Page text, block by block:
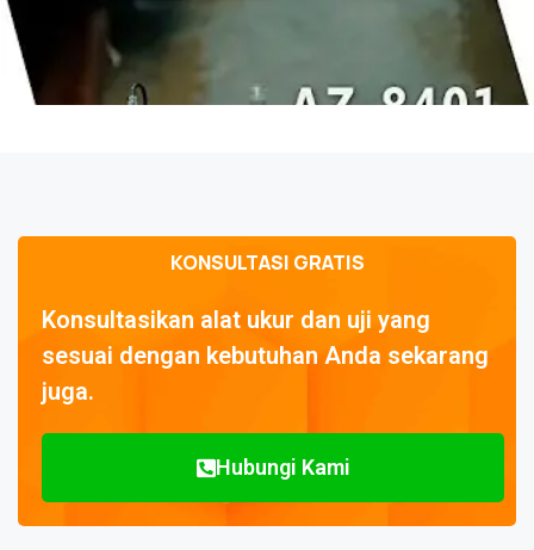
KONSULTASI GRATIS
Konsultasikan alat ukur dan uji yang
sesuai dengan kebutuhan Anda sekarang
juga.
Hubungi Kami